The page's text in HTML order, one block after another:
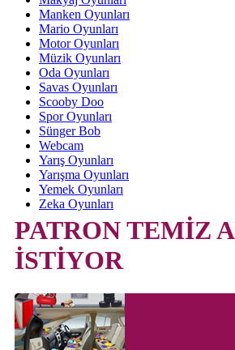
Manken Oyunları
Mario Oyunları
Motor Oyunları
Müzik Oyunları
Oda Oyunları
Savas Oyunları
Scooby Doo
Spor Oyunları
Sünger Bob
Webcam
Yarış Oyunları
Yarışma Oyunları
Yemek Oyunları
Zeka Oyunları
PATRON TEMİZ
İSTİYOR